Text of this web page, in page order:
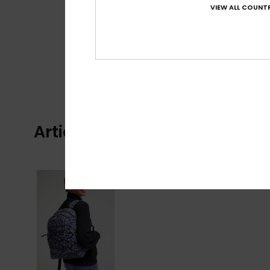
Articles vus récemment
VIEW ALL